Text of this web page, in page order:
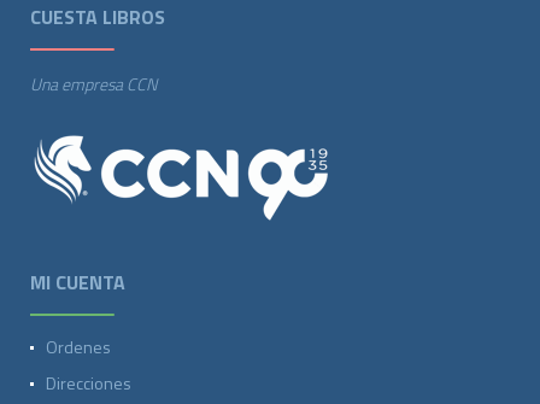
CUESTA LIBROS
Una empresa CCN
MI CUENTA
Ordenes
Direcciones